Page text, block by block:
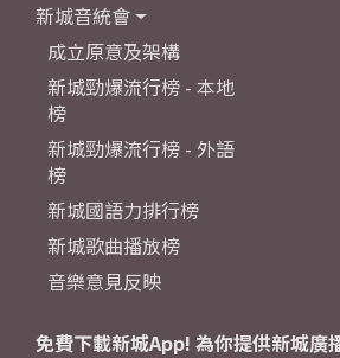
新城音統會
成立原意及架構
新城勁爆流行榜 - 本地
榜
新城勁爆流行榜 - 外語
榜
新城國語力排行榜
新城歌曲播放榜
音樂意見反映
免費下載新城App! 為你提供新城廣